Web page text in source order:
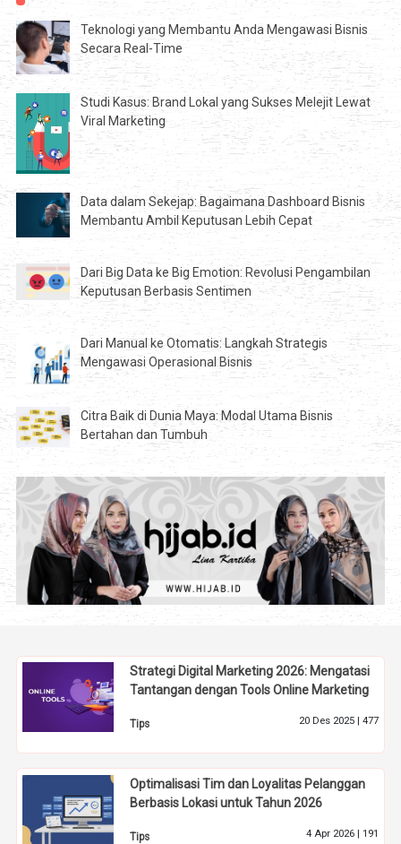
Teknologi yang Membantu Anda Mengawasi Bisnis
Secara Real-Time
Studi Kasus: Brand Lokal yang Sukses Melejit Lewat
Viral Marketing
Data dalam Sekejap: Bagaimana Dashboard Bisnis
Membantu Ambil Keputusan Lebih Cepat
Dari Big Data ke Big Emotion: Revolusi Pengambilan
Keputusan Berbasis Sentimen
Dari Manual ke Otomatis: Langkah Strategis
Mengawasi Operasional Bisnis
Citra Baik di Dunia Maya: Modal Utama Bisnis
Bertahan dan Tumbuh
Strategi Digital Marketing 2026: Mengatasi
Tantangan dengan Tools Online Marketing
Tips 20 Des 2025 | 477
Optimalisasi Tim dan Loyalitas Pelanggan
Berbasis Lokasi untuk Tahun 2026
Tips 4 Apr 2026 | 191